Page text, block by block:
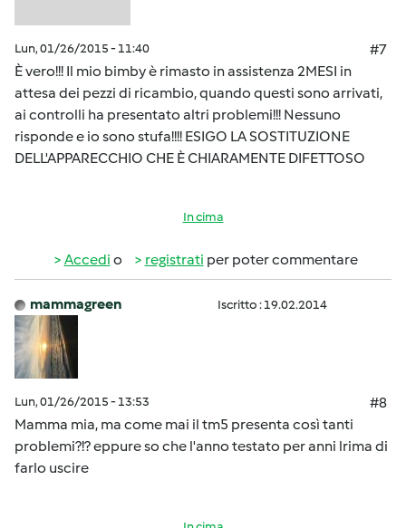
Lun, 01/26/2015 - 11:40
#7
È vero!!! Il mio bimby è rimasto in assistenza 2MESI in
attesa dei pezzi di ricambio, quando questi sono arrivati,
ai controlli ha presentato altri problemi!!! Nessuno
risponde e io sono stufa!!!! ESIGO LA SOSTITUZIONE
DELL'APPARECCHIO CHE È CHIARAMENTE DIFETTOSO
In cima
Accedi o registrati per poter commentare
mammagreen Iscritto : 19.02.2014
Lun, 01/26/2015 - 13:53
#8
Mamma mia, ma come mai il tm5 presenta così tanti
problemi?!? eppure so che l'anno testato per anni lrima di
farlo uscire